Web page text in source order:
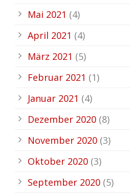
Mai 2021 (4)
April 2021 (4)
März 2021 (5)
Februar 2021 (1)
Januar 2021 (4)
Dezember 2020 (8)
November 2020 (3)
Oktober 2020 (3)
September 2020 (5)